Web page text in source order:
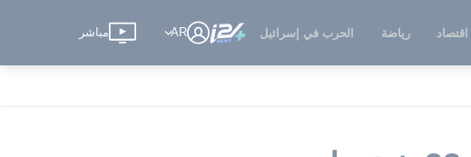
اقتصاد رياضة الحرب في إسرائيل AR مباشر